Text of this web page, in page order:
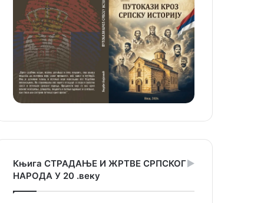
Књига СТРАДАЊЕ И ЖРТВЕ СРПСКОГ
НАРОДА У 20 .веку